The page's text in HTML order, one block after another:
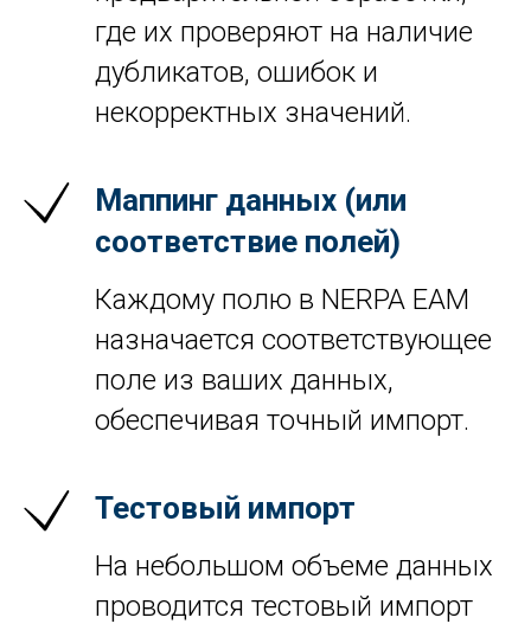
где их проверяют на наличие
дубликатов, ошибок и
некорректных значений.
Маппинг данных (или
соответствие полей)
Каждому полю в NERPA EAM
назначается соответствующее
поле из ваших данных,
обеспечивая точный импорт.
Тестовый импорт
На небольшом объеме данных
проводится тестовый импорт